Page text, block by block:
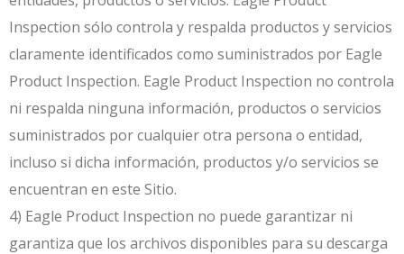
Inspection sólo controla y respalda productos y servicios
claramente identificados como suministrados por Eagle
Product Inspection. Eagle Product Inspection no controla
ni respalda ninguna información, productos o servicios
suministrados por cualquier otra persona o entidad,
incluso si dicha información, productos y/o servicios se
encuentran en este Sitio.
4) Eagle Product Inspection no puede garantizar ni
garantiza que los archivos disponibles para su descarga